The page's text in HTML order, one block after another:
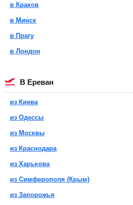
в Краков
в Минск
в Прагу
в Лондон
в Ереван
из Киева
из Одессы
из Москвы
из Краснодара
из Харькова
из Симферополя (Крым)
из Запорожья